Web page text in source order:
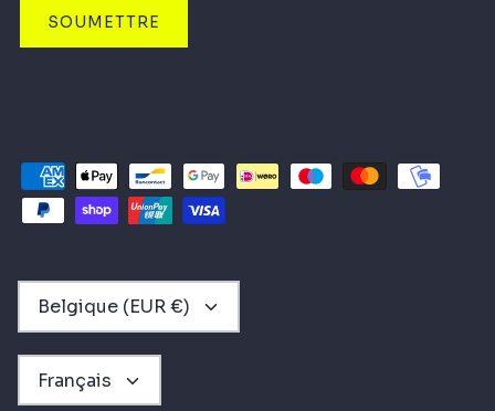
SOUMETTRE
DEVISE
Belgique (EUR €)
LANGUE
Français